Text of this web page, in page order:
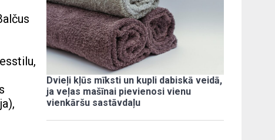
Dvieļi kļūs mīksti un kupli dabiskā veidā,
ja veļas mašīnai pievienosi vienu
vienkāršu sastāvdaļu